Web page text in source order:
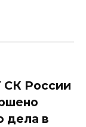
СК России
дела в